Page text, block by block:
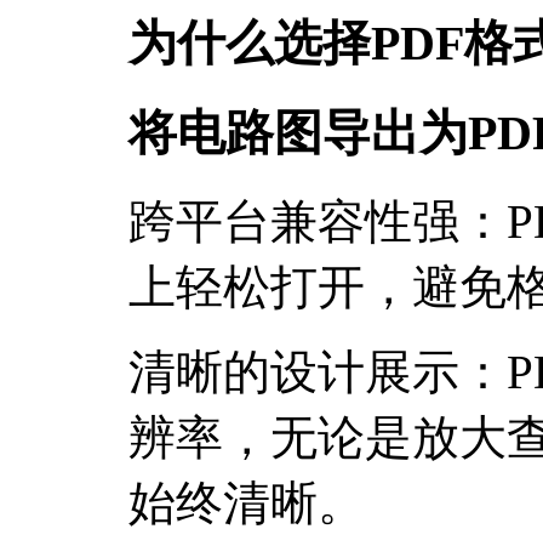
为什么选择PDF格
将电路图导出为
跨平台兼容性强：
上轻松打开，避免
清晰的设计展示：
辨率，无论是放大
始终清晰。